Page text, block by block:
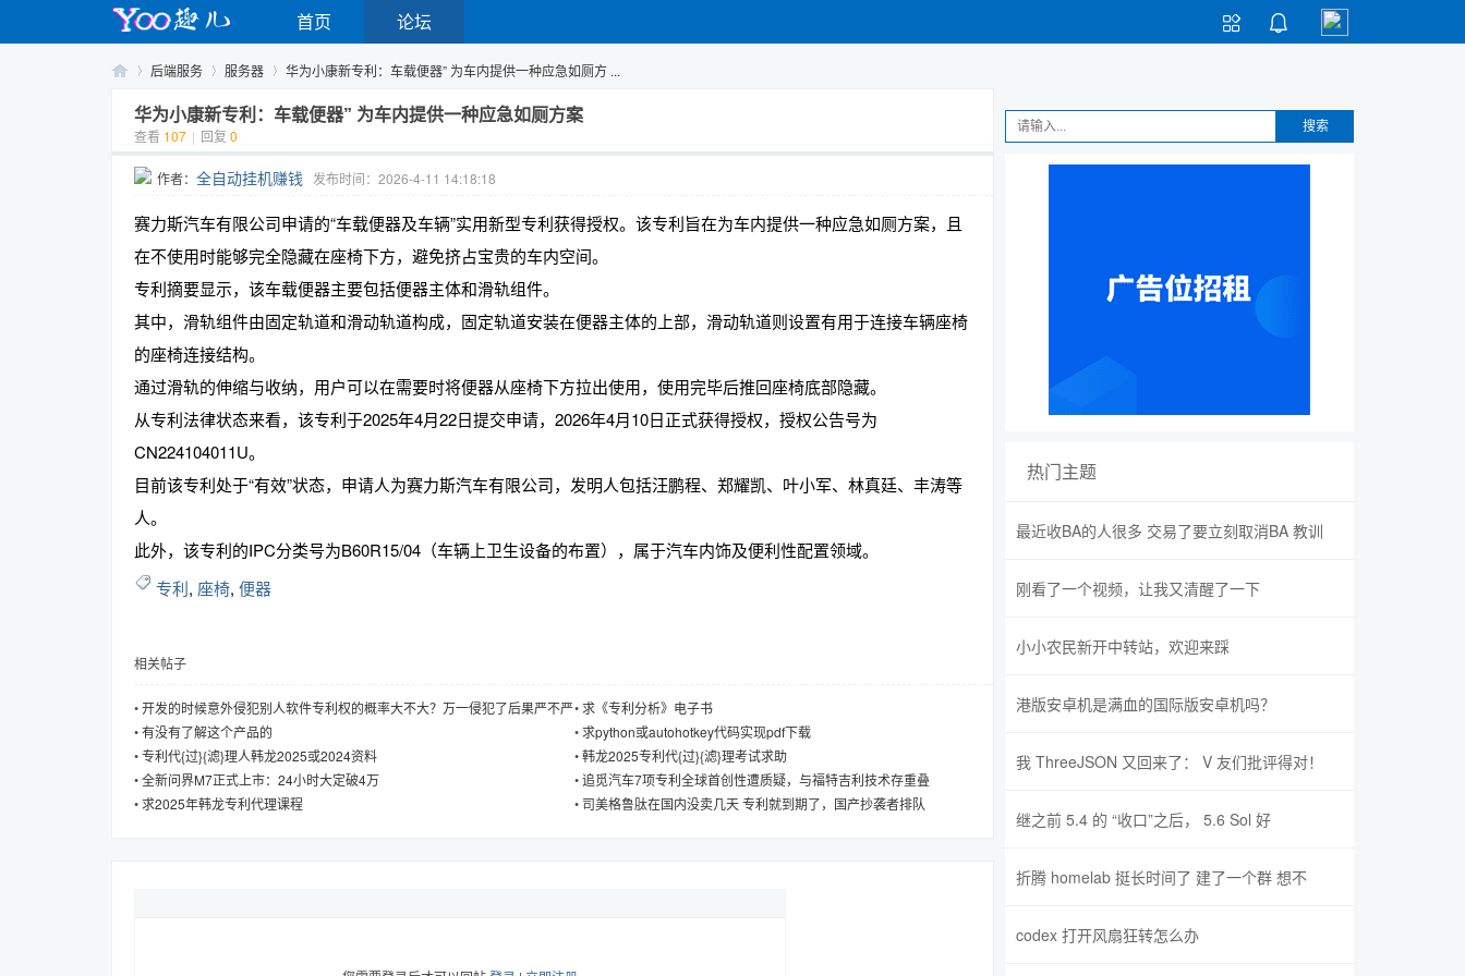


首页 论坛
后端服务 服务器 华为小康新专利：车载便器” 为车内提供一种应急如厕方 ...
华为小康新专利：车载便器” 为车内提供一种应急如厕方案
查看 107 | 回复 0
作者： 全自动挂机赚钱 发布时间：2026-4-11 14:18:18
赛力斯汽车有限公司申请的“车载便器及车辆”实用新型专利获得授权。该专利旨在为车内提供一种应急如厕方案，且
在不使用时能够完全隐藏在座椅下方，避免挤占宝贵的车内空间。
专利摘要显示，该车载便器主要包括便器主体和滑轨组件。
其中，滑轨组件由固定轨道和滑动轨道构成，固定轨道安装在便器主体的上部，滑动轨道则设置有用于连接车辆座椅
的座椅连接结构。
通过滑轨的伸缩与收纳，用户可以在需要时将便器从座椅下方拉出使用，使用完毕后推回座椅底部隐藏。
从专利法律状态来看，该专利于2025年4月22日提交申请，2026年4月10日正式获得授权，授权公告号为
CN224104011U。
目前该专利处于“有效”状态，申请人为赛力斯汽车有限公司，发明人包括汪鹏程、郑耀凯、叶小军、林真廷、丰涛等
人。
此外，该专利的IPC分类号为B60R15/04（车辆上卫生设备的布置），属于汽车内饰及便利性配置领域。
专利, 座椅, 便器
相关帖子
•开发的时候意外侵犯别人软件专利权的概率大不大？万一侵犯了后果严不严
重？
•求《专利分析》电子书
•有没有了解这个产品的 •求python或autohotkey代码实现pdf下载
•专利代{过}{滤}理人韩龙2025或2024资料 •韩龙2025专利代{过}{滤}理考试求助
•全新问界M7正式上市：24小时大定破4万 •追觅汽车7项专利全球首创性遭质疑，与福特吉利技术存重叠
•求2025年韩龙专利代理课程 • 司美格鲁肽在国内没卖几天 专利就到期了，国产抄袭者排队
搜索
热门主题
最近收BA的人很多 交易了要立刻取消BA 教训
刚看了一个视频，让我又清醒了一下
小小农民新开中转站，欢迎来踩
港版安卓机是满血的国际版安卓机吗？
我 ThreeJSON 又回来了： V 友们批评得对！
继之前 5.4 的 “收口”之后， 5.6 Sol 好
折腾 homelab 挺长时间了 建了一个群 想不
codex 打开风扇狂转怎么办